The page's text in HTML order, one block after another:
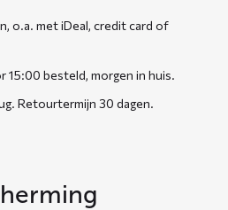
o.a. met iDeal, credit card of
15:00 besteld, morgen in huis.
Retourtermijn 30 dagen.